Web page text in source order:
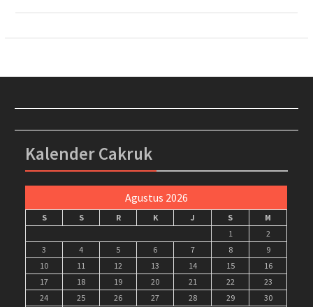
Kalender Cakruk
Agustus 2026
S S R K J S
M
1
2
3
4 5 6 7 8
9
10
11 12 13 14 15
16
17
18 19 20 21 22
23
24
25 26 27 28 29
30